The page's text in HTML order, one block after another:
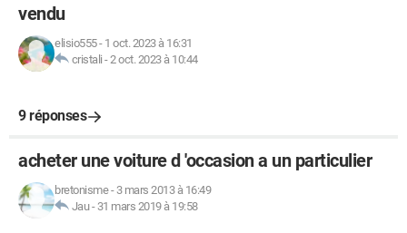
vendu
elisio555- 1 oct. 2023 à 16:31
cristali -2 oct. 2023 à 10:44
9 réponses
acheter une voiture d 'occasion a un particulier
bretonisme- 3 mars 2013 à 16:49
Jau- 31 mars 2019 à 19:58